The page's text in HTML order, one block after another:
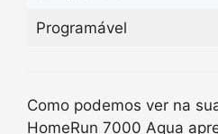
Programável
Como podemos ver na
HomeRun 7000 Aqua